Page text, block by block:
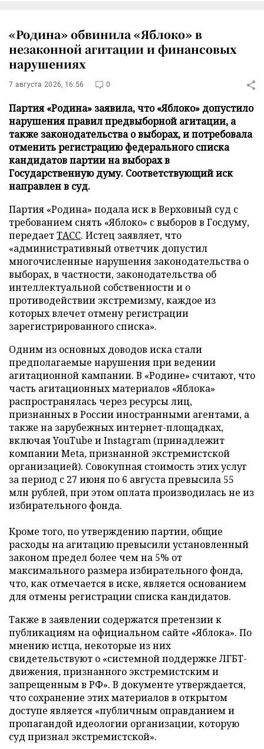
«Родина» обвинила «Яблоко» в
незаконной агитации и финансовых
нарушениях
7 августа 2026, 16:56 0
Партия «Родина» заявила, что «Яблоко» допустило
нарушения правил предвыборной агитации, а
также законодательства о выборах, и потребовала
отменить регистрацию федерального списка
кандидатов партии на выборах в
Государственную думу. Соответствующий иск
направлен в суд.
Партия «Родина» подала иск в Верховный суд с
требованием снять «Яблоко» с выборов в Госдуму,
передаетТАСС. Истец заявляет, что
«административный ответчик допустил
многочисленные нарушения законодательства о
выборах, в частности, законодательства об
интеллектуальной собственности и о
противодействии экстремизму, каждое из
которых влечет отмену регистрации
зарегистрированного списка».
Одним из основных доводов иска стали
предполагаемые нарушения при ведении
агитационной кампании. В «Родине» считают, что
часть агитационных материалов «Яблока»
распространялась через ресурсы лиц,
признанных в России иностранными агентами, а
также на зарубежных интернет-площадках,
включая YouTube и Instagram (принадлежит
компании Meta, признанной экстремистской
организацией). Совокупная стоимость этих услуг
за период с 27 июня по 6 августа превысила 55
млн рублей, при этом оплата производилась не из
избирательного фонда.
Кроме того, по утверждению партии, общие
расходы на агитацию превысили установленный
законом предел более чем на 5% от
максимального размера избирательного фонда,
что, как отмечается в иске, является основанием
для отмены регистрации списка кандидатов.
Также в заявлении содержатся претензии к
публикациям на официальном сайте «Яблока». По
мнению истца, некоторые из них
свидетельствуют о «системной поддержке ЛГБТ-
движения, признанного экстремистским и
запрещенным в РФ». В документе утверждается,
что сохранение этих материалов в открытом
доступе является «публичным оправданием и
пропагандой идеологии организации, которую
суд признал экстремистской».